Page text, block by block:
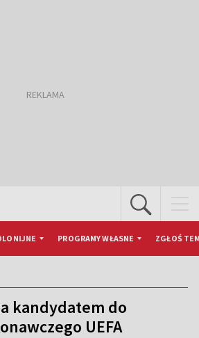
PROGRAMY WŁASNE ZGŁOŚ
kandydatem do
UEFA